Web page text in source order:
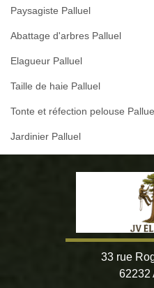
Paysagiste Palluel
Abattage d'arbres Palluel
Elagueur Palluel
Taille de haie Palluel
Tonte et réfection pelouse
Jardinier Palluel
33 rue
62232